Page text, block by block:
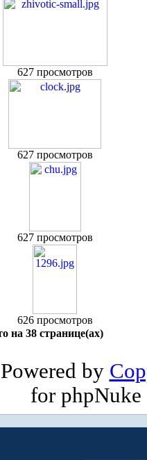
627 просмотров
627 просмотров
627 просмотров
626 просмотров
на 38 странице(ах)
Powered by
for